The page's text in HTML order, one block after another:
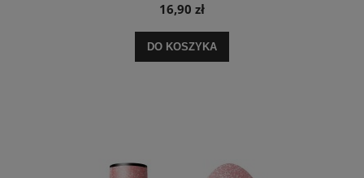
16,90 zł
DO KOSZYKA